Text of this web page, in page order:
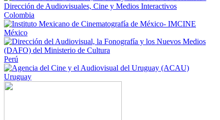
Colombia
México
Perú
Uruguay